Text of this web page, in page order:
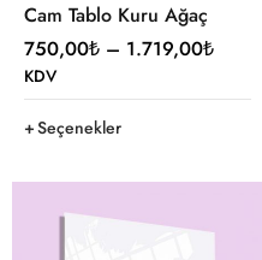
Cam Tablo Kuru Ağaç
750,00₺ – 1.719,00₺
KDV
Seçenekler